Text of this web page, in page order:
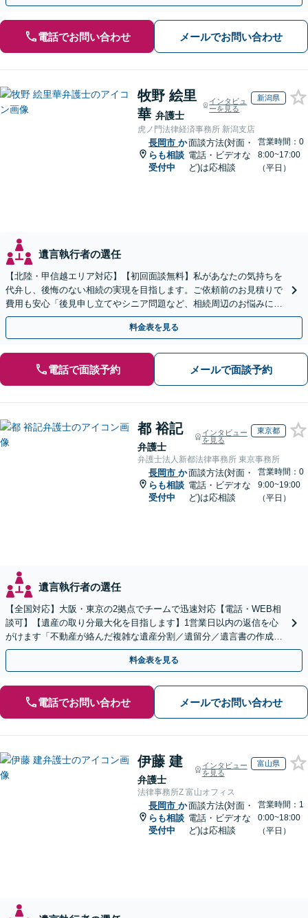
電話でお問い合わせ メールでお問い合わせ
牧野 絵里
華 弁護士
インタビュ
ーを見る
新潟県
虎ノ門法律経済事務所 新潟支店
長岡市 か
らも相談
受付中
面談方法(対面・
電話・ビデオな
ど)は応相談
営業時間：0
8:00~17:00
（平日）
遺言執行者の選任
【北陸・甲信越エリア対応】【初回面談無料】私があなたの気持ちを
代弁し、後悔のない相続の実現を目指します。ご依頼前のお見積りで
費用も安心「後見申し立てやシニア問題など、相続周辺のお悩みにも
対処可能」【WEB面談対応】
料金表を見る
電話で面談予約 メールで面談予約
都 裕記
弁護士
インタビュー
を見る
東京都
弁護士法人新都法律事務所 東京事務所
長岡市 か
らも相談
受付中
面談方法(対面・
電話・ビデオな
ど)は応相談
営業時間：0
9:00~19:00
（平日）
遺言執行者の選任
【全国対応】大阪・東京の2拠点でチームで迅速対応【電話・WEB相
談可】【遺産の取り分最大化を目指します】1営業日以内の返信を心
がけます「不動産が絡んだ複雑な遺産分割／遺留分／遺言書の作成・
執行／事業承継など、お任せください」【休日相談あり】
料金表を見る
電話でお問い合わせ メールでお問い合わせ
伊藤 建
弁護士
インタビュー
を見る
富山県
法律事務所Z 富山オフィス
長岡市 か
らも相談
受付中
面談方法(対面・
電話・ビデオな
ど)は応相談
営業時間：1
0:00~18:00
（平日）